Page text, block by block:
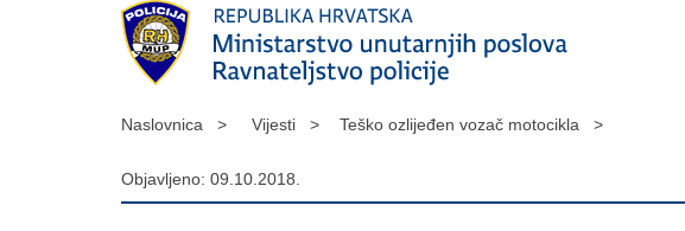
Naslovnica > Vijesti > Teško ozlijeđen vozač motocikla >
Objavljeno: 09.10.2018.